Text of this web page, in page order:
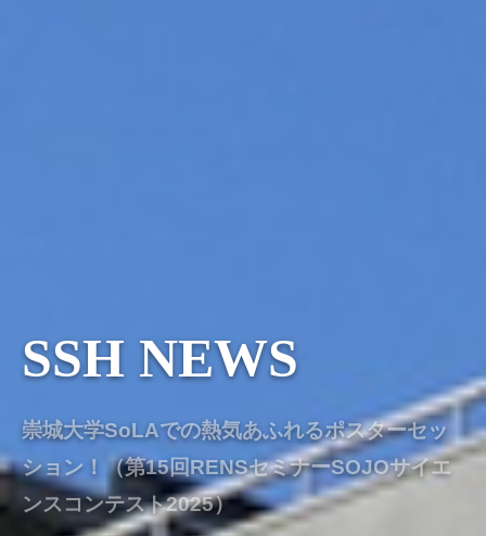
SSH NEWS
崇城大学SoLAでの熱気あふれるポスターセッ
ション！（第15回RENSセミナーSOJOサイエ
ンスコンテスト2025）